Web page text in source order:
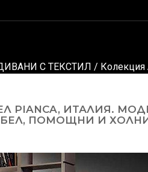
С ТЕКСТИЛ / Колекция
PIANCA, ИТАЛИЯ.
ПОМОЩНИ И